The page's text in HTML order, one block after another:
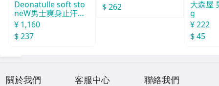
Deonatulle soft sto
neW男士爽身止汗石
消臭石２０ｇ
¥ 1,160
$ 237
$ 262
大森屋
g
¥ 222
$ 45
關於我們 客服中心 聯絡我們